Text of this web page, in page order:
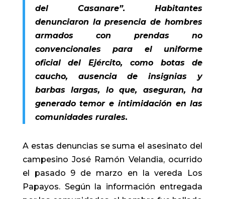
del Casanare”. Habitantes
denunciaron la presencia de hombres
armados con prendas no
convencionales para el uniforme
oficial del Ejército, como botas de
caucho, ausencia de insignias y
barbas largas, lo que, aseguran, ha
generado temor e intimidación en las
comunidades rurales.
A estas denuncias se suma el asesinato del
campesino José Ramón Velandia, ocurrido
el pasado 9 de marzo en la vereda Los
Papayos. Según la información entregada